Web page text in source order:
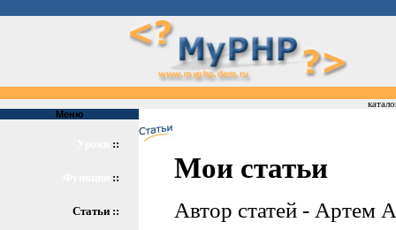
Меню
::
::
Статьи ::
Мои статьи
Автор статей - Артем